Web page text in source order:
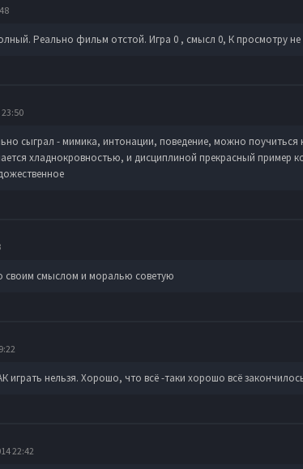
Реально фильм отстой. Игра 0 , смысл 0, К просмотру
23:50
сыграл - мимика, интонации, поведение, можно
хладнокровностью, и дисциплиной прекрасный пример
смыслом и моралью советую
играть нельзя. Хорошо, что всё -таки хорошо всё
22:42